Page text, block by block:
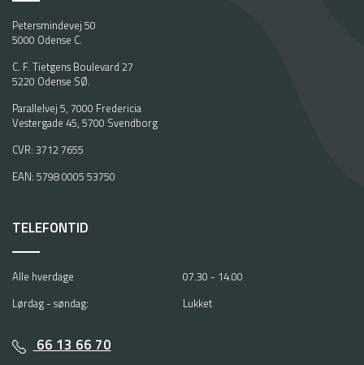
Petersmindevej 50
5000 Odense C.
C. F. Tietgens Boulevard 27
5220 Odense SØ.
Parallelvej 5, 7000 Fredericia
Vestergade 45, 5700 Svendborg
CVR: 3712 7655
EAN: 5798 0005 53750
TELEFONTID
Alle hverdage
07.30 - 14.00
Lørdag - søndag:
Lukket
66 13 66 70